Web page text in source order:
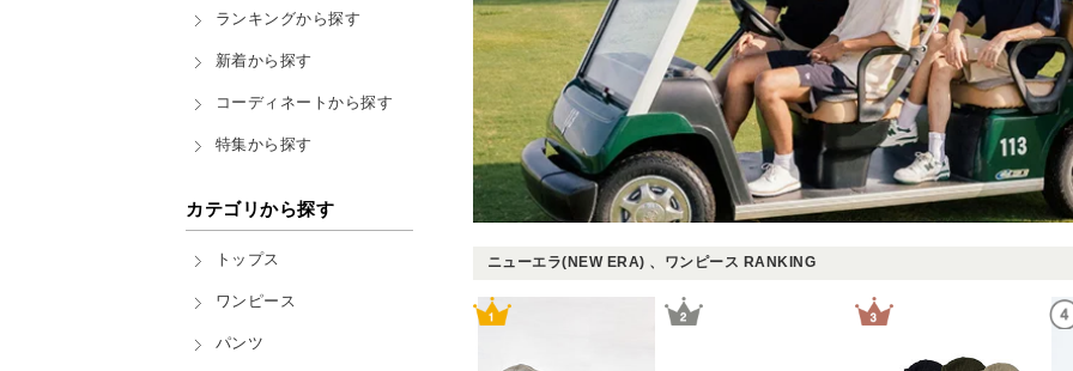
ランキングから探す
新着から探す
コーディネートから探す
特集から探す
カテゴリから探す
トップス
ワンピース
パンツ
ニューエラ(NEW ERA) 、ワンピース RANKING